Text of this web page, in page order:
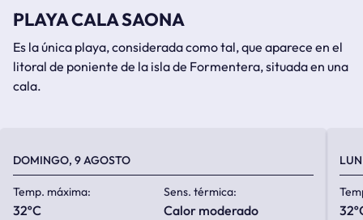
PLAYA CALA SAONA
Es la única playa, considerada como tal, que aparece en el
litoral de poniente de la isla de Formentera, situada en una
cala.
DOMINGO, 9 AGOSTO
Temp. máxima:
32ºC
Sens. térmica:
calor moderado